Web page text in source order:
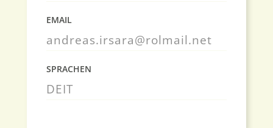
EMAIL
andreas.irsara@rolmail.net
SPRACHEN
DEIT